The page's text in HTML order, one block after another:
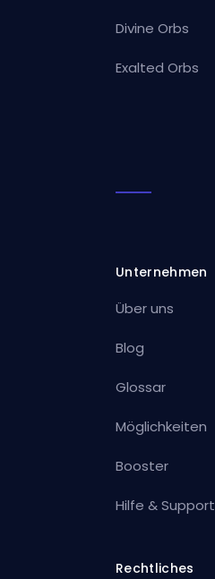
Divine Orbs
Exalted Orbs
Unternehmen
Über uns
Blog
Glossar
Möglichkeiten
Booster
Hilfe & Support
Rechtliches